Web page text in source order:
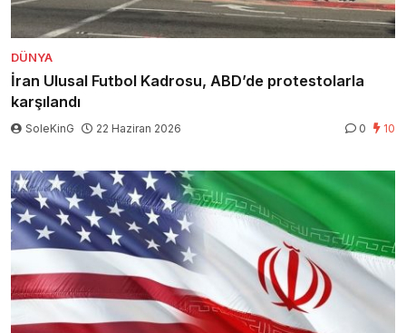
DÜNYA
İran Ulusal Futbol Kadrosu, ABD’de protestolarla
karşılandı
SoleKinG 22 Haziran 2026 0 10